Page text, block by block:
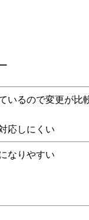
ので変更が比
い
やすい